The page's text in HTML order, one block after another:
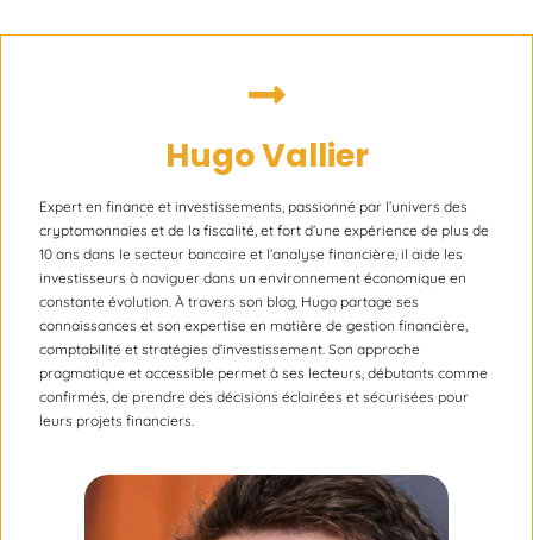
Hugo Vallier
Expert en finance et investissements, passionné par l’univers des
cryptomonnaies et de la fiscalité, et fort d’une expérience de plus de
10 ans dans le secteur bancaire et l’analyse financière, il aide les
investisseurs à naviguer dans un environnement économique en
constante évolution. À travers son blog, Hugo partage ses
connaissances et son expertise en matière de gestion financière,
comptabilité et stratégies d’investissement. Son approche
pragmatique et accessible permet à ses lecteurs, débutants comme
confirmés, de prendre des décisions éclairées et sécurisées pour
leurs projets financiers.